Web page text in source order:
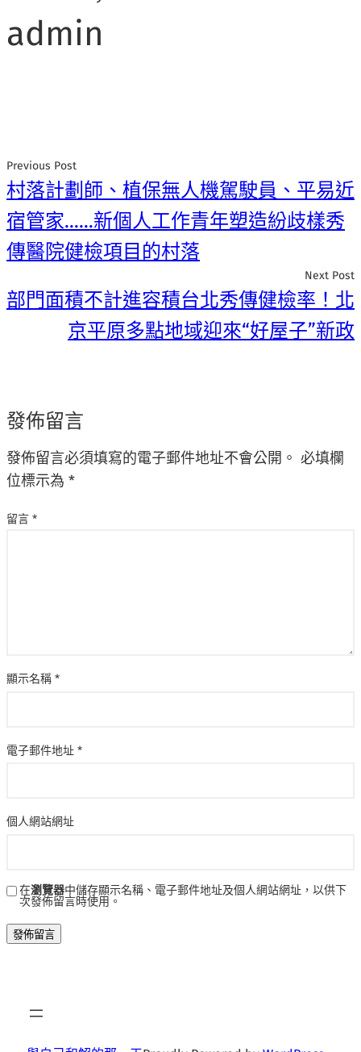
admin
Previous Post
村落計劃師、植保無人機駕駛員、平易近
宿管家……新個人工作青年塑造紛歧樣秀
傳醫院健檢項目的村落
Next Post
部門面積不計進容積台北秀傳健檢率！北
京平原多點地域迎來“好屋子”新政
發佈留言
發佈留言必須填寫的電子郵件地址不會公開。 必填欄
位標示為 *
留言 *
顯示名稱 *
電子郵件地址 *
個人網站網址
在瀏覽器中儲存顯示名稱、電子郵件地址及個人網站網址，以供下
次發佈留言時使用。